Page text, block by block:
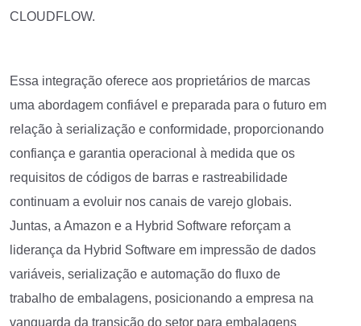
CLOUDFLOW.
Essa integração oferece aos proprietários de marcas
uma abordagem confiável e preparada para o futuro em
relação à serialização e conformidade, proporcionando
confiança e garantia operacional à medida que os
requisitos de códigos de barras e rastreabilidade
continuam a evoluir nos canais de varejo globais.
Juntas, a Amazon e a Hybrid Software reforçam a
liderança da Hybrid Software em impressão de dados
variáveis, serialização e automação do fluxo de
trabalho de embalagens, posicionando a empresa na
vanguarda da transição do setor para embalagens